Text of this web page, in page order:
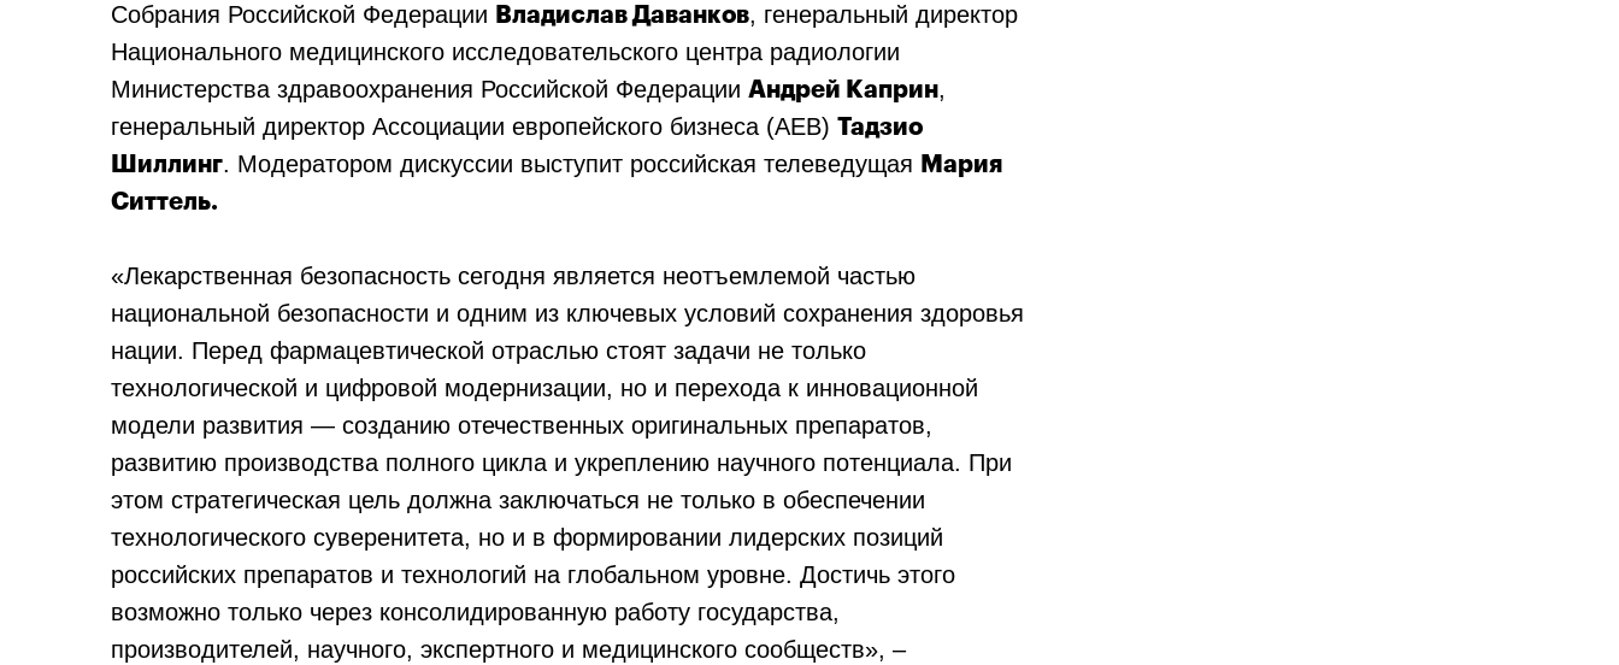
Собрания Российской Федерации Владислав Даванков, генеральный директор
Национального медицинского исследовательского центра радиологии
Министерства здравоохранения Российской Федерации Андрей Каприн,
генеральный директор Ассоциации европейского бизнеса (АЕВ) Тадзио
Шиллинг. Модератором дискуссии выступит российская телеведущая Мария
Ситтель.
«Лекарственная безопасность сегодня является неотъемлемой частью
национальной безопасности и одним из ключевых условий сохранения здоровья
нации. Перед фармацевтической отраслью стоят задачи не только
технологической и цифровой модернизации, но и перехода к инновационной
модели развития — созданию отечественных оригинальных препаратов,
развитию производства полного цикла и укреплению научного потенциала. При
этом стратегическая цель должна заключаться не только в обеспечении
технологического суверенитета, но и в формировании лидерских позиций
российских препаратов и технологий на глобальном уровне. Достичь этого
возможно только через консолидированную работу государства,
производителей, научного, экспертного и медицинского сообществ», –